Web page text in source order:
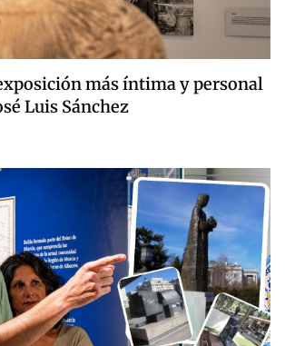
más íntima y personal
Luis Sánchez